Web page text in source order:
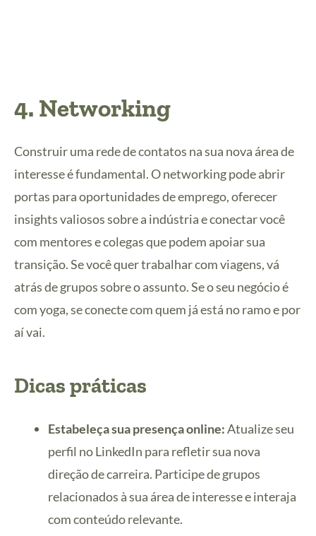
4. Networking
Construir uma rede de contatos na sua nova área de
interesse é fundamental. O networking pode abrir
portas para oportunidades de emprego, oferecer
insights valiosos sobre a indústria e conectar você
com mentores e colegas que podem apoiar sua
transição. Se você quer trabalhar com viagens, vá
atrás de grupos sobre o assunto. Se o seu negócio é
com yoga, se conecte com quem já está no ramo e por
aí vai.
Dicas práticas
Estabeleça sua presença online:Atualize seu
perfil no LinkedIn para refletir sua nova
direção de carreira. Participe de grupos
relacionados à sua área de interesse e interaja
com conteúdo relevante.